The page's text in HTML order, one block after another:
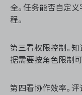
全。任务能否自定
程。
第三看权限控制。
据需要按角色限制
第四看协作效率。评